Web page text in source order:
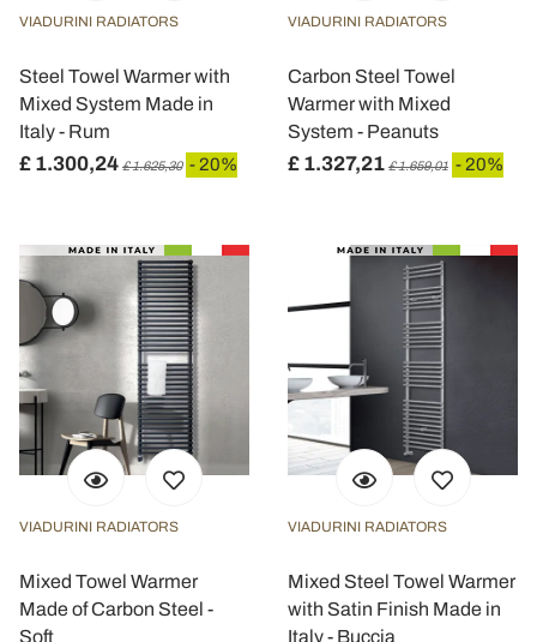
VIADURINI RADIATORS
Steel Towel Warmer with
Mixed System Made in
Italy - Rum
£ 1.300,24 £ 1.625,30 - 20%
VIADURINI RADIATORS
Carbon Steel Towel
Warmer with Mixed
System - Peanuts
£ 1.327,21 £ 1.659,01 - 20%
VIADURINI RADIATORS
Mixed Towel Warmer
Made of Carbon Steel -
Soft
VIADURINI RADIATORS
Mixed Steel Towel Warmer
with Satin Finish Made in
Italy - Buccia